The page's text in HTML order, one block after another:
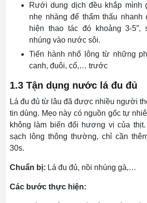
Rưới dung dịch đều khắp mình
nhẹ nhàng để thẩm thấu nhanh
hiện thao tác đó khoảng 3-5”,
nhúng vào nước sôi.
Tiến hành nhổ lông từ những
canh, đuôi, cổ,… trước
1.3 Tận dụng nước lá đu đủ
Lá đu đủ từ lâu đã được nhiều người
tin dùng. Mẹo này có nguồn gốc tự
không làm biến đổi hương vị của
sạch lông thông thường, chỉ cần
30s.
Chuẩn bị: Lá đu đủ, nồi nhúng gà,…
Các bước thực hiện: